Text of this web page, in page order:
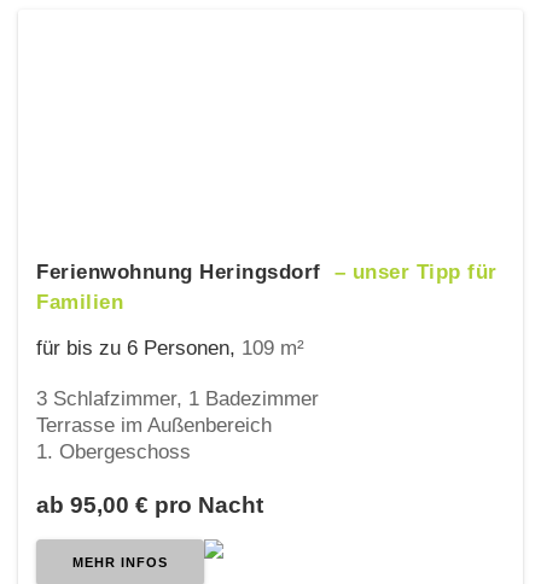
Ferienwohnung Heringsdorf – unser Tipp für
Familien
für bis zu 6 Personen, 109 m²
3 Schlafzimmer, 1 Badezimmer
Terrasse im Außenbereich
1. Obergeschoss
ab 95,00 € pro Nacht
MEHR INFOS